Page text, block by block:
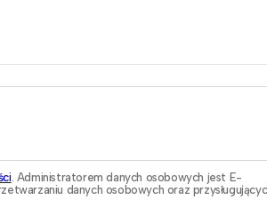
. Administratorem danych osobowych jest E-
danych osobowych oraz